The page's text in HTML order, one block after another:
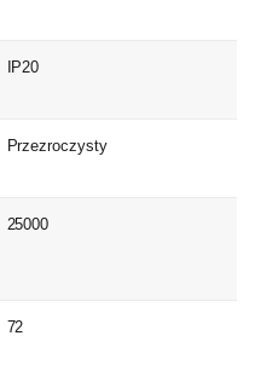
IP20
Przezroczysty
25000
72